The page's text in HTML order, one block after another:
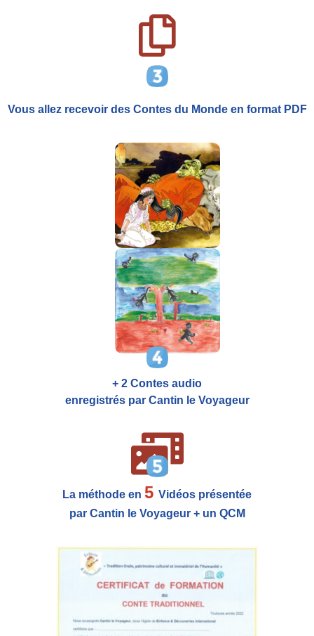
Vous allez recevoir des Contes du Monde en format PDF
+ 2 Contes audio
enregistrés par Cantin le Voyageur
La méthode en 5 Vidéos présentée
par Cantin le Voyageur + un QCM